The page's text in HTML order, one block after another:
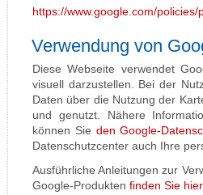
https://www.google.com/policies/
Verwendung von
Diese Webseite verwendet
visuell darzustellen. Bei der
Daten über die Nutzung der
und genutzt. Nähere
können Sie den Google-
Datenschutzcenter auch Ihre
Ausführliche Anleitungen zur
Google-Produkten finden Sie hier